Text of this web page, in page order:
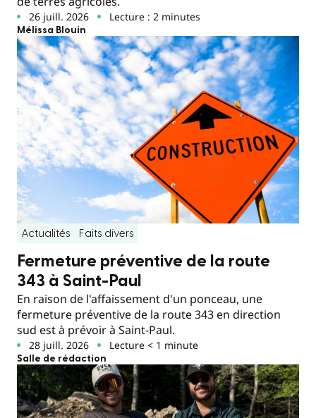
26 juill. 2026 Lecture : 2 minutes
Mélissa Blouin
Actualités Faits divers
Fermeture préventive de la route
343 à Saint-Paul
En raison de l'affaissement d'un ponceau, une
fermeture préventive de la route 343 en direction
sud est à prévoir à Saint-Paul.
28 juill. 2026 Lecture < 1 minute
Salle de rédaction